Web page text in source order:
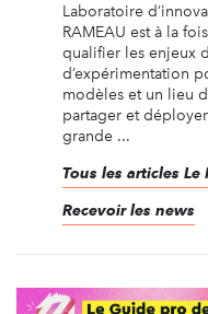
Laboratoire
RAMEAU est à la
qualifier les enjeux
d’expérimentation
modèles et un lieu
partager et
grande ...
Tous les articles Le
Recevoir les news